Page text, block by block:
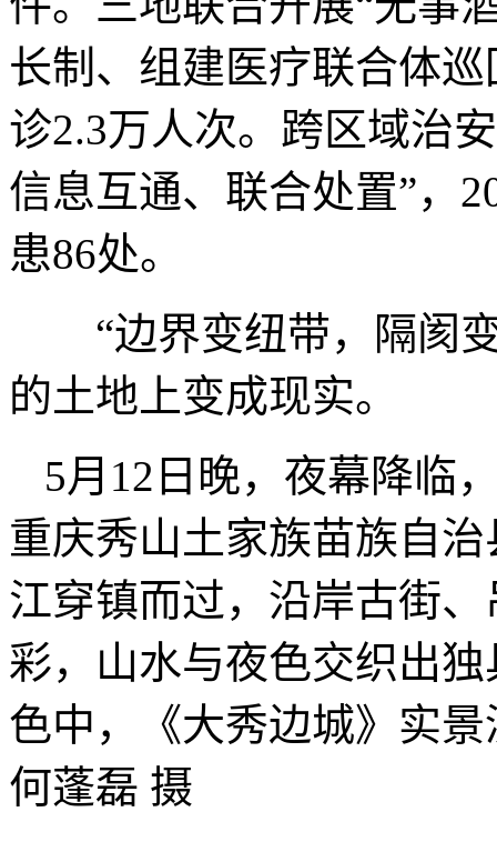
长制、组建医疗联合体
诊2.3万人次。跨区域治
信息互通、联合处置”，
患86处。
“边界变纽带，隔阂变
的土地上变成现实。
5月12日晚，夜幕降临
重庆秀山土家族苗族自
江穿镇而过，沿岸古街
彩，山水与夜色交织出
色中，《大秀边城》实
何蓬磊 摄